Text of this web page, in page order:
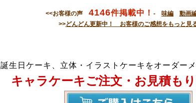
<<お客様の声 4146件掲載中！ - 味編
動画
>>どんどん更新中！ お客様のご感想をもっと見
誕生日ケーキ、立体・イラストケーキをオーダー
キャラケーキご注文・お見積も